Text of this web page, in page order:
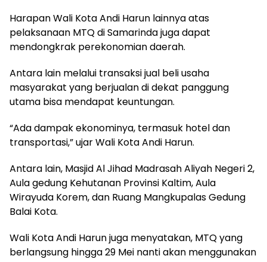
Harapan Wali Kota Andi Harun lainnya atas
pelaksanaan MTQ di Samarinda juga dapat
mendongkrak perekonomian daerah.
Antara lain melalui transaksi jual beli usaha
masyarakat yang berjualan di dekat panggung
utama bisa mendapat keuntungan.
“Ada dampak ekonominya, termasuk hotel dan
transportasi,” ujar Wali Kota Andi Harun.
Antara lain, Masjid Al Jihad Madrasah Aliyah Negeri 2,
Aula gedung Kehutanan Provinsi Kaltim, Aula
Wirayuda Korem, dan Ruang Mangkupalas Gedung
Balai Kota.
Wali Kota Andi Harun juga menyatakan, MTQ yang
berlangsung hingga 29 Mei nanti akan menggunakan